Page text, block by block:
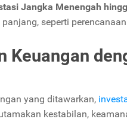
Jangka Menengah
seperti
Keuangan
yang ditawarkan,
kestabilan,